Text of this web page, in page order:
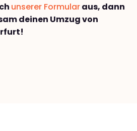
unserer Formularaus, dann
deinen Umzug von